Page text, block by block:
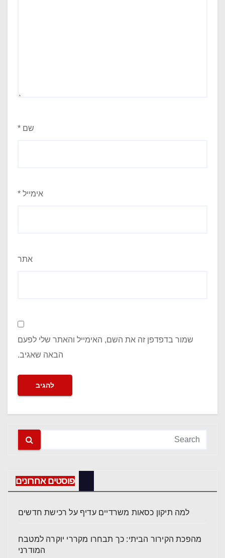
שם *
אימייל *
אתר
שמור בדפדפן זה את השם, האימייל והאתר שלי לפעם
הבאה שאגיב.
פוסטים אחרונים
למה תיקון כסאות משרדיים עדיף על רכישת חדשים
מהפכת הקירור הביתי: כך תבחרו מקררי יוקרה למטבח
המודרני